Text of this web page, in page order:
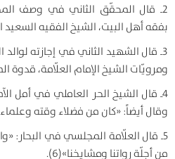
2ـ قال المحقّق الثاني في وصف
بفقه أهل البيت، الشيخ الفقيه السعيد
3ـ قال الشهيد الثاني في إجازته
ومرويّات الشيخ الإمام العلّامة، قدوة
4ـ قال الشيخ الحر العاملي في أمل
وقال أيضاً: «كان من فضلاء وقته وعلماء
5ـ قال العلّامة المجلسي في البحار:
من أجلّة رواتنا ومشايخنا»(6).